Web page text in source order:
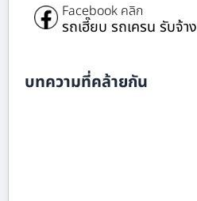
Facebook คลิก
รถเฮี๊ยบ รถเครน รับจ้าง
บทความที่คล้ายกัน